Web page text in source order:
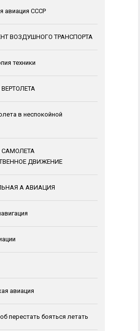
авиация СССР
ВОЗДУШНОГО ТРАНСПОРТА
техники
в неспокойной
ДВИЖЕНИЕ
А АВИАЦИЯ
авиация
перестать бояться летать